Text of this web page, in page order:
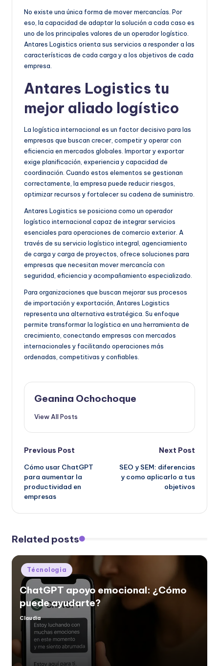
No existe una única forma de mover mercancías. Por
eso, la capacidad de adaptar la solución a cada caso es
uno de los principales valores de un operador logístico.
Antares Logistics orienta sus servicios a responder a las
características de cada carga y a los objetivos de cada
empresa.
Antares Logistics tu
mejor aliado logístico
La logística internacional es un factor decisivo para las
empresas que buscan crecer, competir y operar con
eficiencia en mercados globales. Importar y exportar
exige planificación, experiencia y capacidad de
coordinación. Cuando estos elementos se gestionan
correctamente, la empresa puede reducir riesgos,
optimizar recursos y fortalecer su cadena de suministro.
Antares Logistics se posiciona como un operador
logístico internacional capaz de integrar servicios
esenciales para operaciones de comercio exterior. A
través de su servicio logístico integral, agenciamiento
de carga y carga de proyectos, ofrece soluciones para
empresas que necesitan mover mercancía con
seguridad, eficiencia y acompañamiento especializado.
Para organizaciones que buscan mejorar sus procesos
de importación y exportación, Antares Logistics
representa una alternativa estratégica. Su enfoque
permite transformar la logística en una herramienta de
crecimiento, conectando empresas con mercados
internacionales y facilitando operaciones más
ordenadas, competitivas y confiables.
Geanina Ochochoque
View All Posts
Post
navigation
Previous Post
Cómo usar ChatGPT
para aumentar la
productividad en
empresas
Next Post
SEO y SEM: diferencias
y como aplicarlo a tus
objetivos
Related posts
Posted
in
Técnologia
ChatGPT apoyo emocional: ¿Cómo
puede ayudarte?
Posted
Claudia